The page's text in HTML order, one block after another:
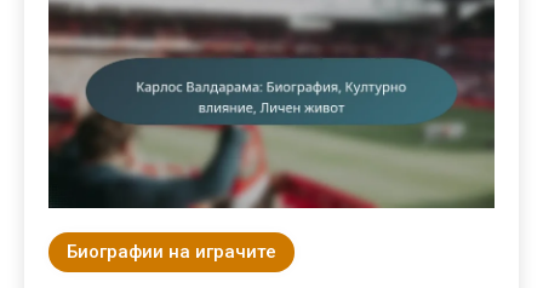
Биографии на играчите